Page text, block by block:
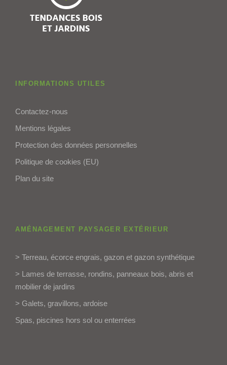
INFORMATIONS UTILES
Contactez-nous
Mentions légales
Protection des données personnelles
Politique de cookies (EU)
Plan du site
AMÉNAGEMENT PAYSAGER EXTÉRIEUR
> Terreau, écorce engrais, gazon et gazon synthétique
> Lames de terrasse, rondins, panneaux bois, abris et
mobilier de jardins
> Galets, gravillons, ardoise
Spas, piscines hors sol ou enterrées